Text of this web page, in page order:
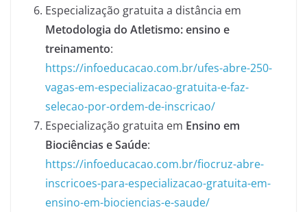
Especialização gratuita a distância em
Metodologia do Atletismo: ensino e
treinamento:
https://infoeducacao.com.br/ufes-abre-250-
vagas-em-especializacao-gratuita-e-faz-
selecao-por-ordem-de-inscricao/
Especialização gratuita em Ensino em
Biociências e Saúde:
https://infoeducacao.com.br/fiocruz-abre-
inscricoes-para-especializacao-gratuita-em-
ensino-em-biociencias-e-saude/